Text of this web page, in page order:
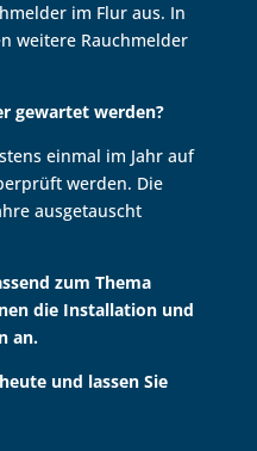
im Flur aus. In
weitere Rauchmelder
gewartet werden?
einmal im Jahr auf
werden. Die
ausgetauscht
zum Thema
die Installation und
an.
und lassen Sie